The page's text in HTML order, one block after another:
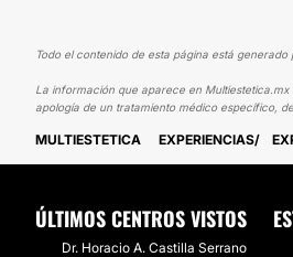
Todo el contenido de esta página está
La información que aparece en
apología de un tratamiento médico específico,
MULTIESTETICA EXPERIENCIAS
ÚLTIMOS CENTROS VISTOS
Dr. Horacio A. Castilla Serrano